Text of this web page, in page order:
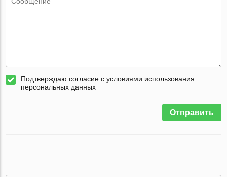
Подтверждаю согласие с условиями использования
персональных данных
Отправить